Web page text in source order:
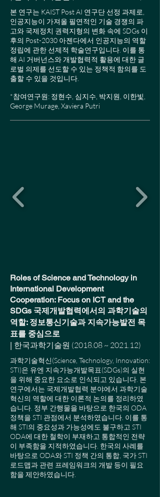
본 연구는 KAIST Post AI 연구단 선정 과제로,
인공지능이 가져올 필연적인 기술 경쟁의 파
고와 국제정치 권력지형의 변화 속에 SDGs 이
후의 Post-2030 아젠다에서 인공지능의 역할
정립에 관한 선제적 학술연구입니다. 이를 통
해 AI 거버넌스와 개발협력적 활용에 대한 글
로벌 의제를 선도할 수 있는 정책적 함의를 도
출할 수 있을 것입니다.
​*참여연구원: 정현수, 심지수, 박지원, 이한빛,
George Murage, Xaviera Putri
Roles of Science and Technology in
International Development
Cooperation: Focus on ICT and the
SDGs 국제개발협력에서의 과학기술의
역할: 정보통신기술과 지속가능발전 목
표를 중심으로
| 한국과학기술원 (2018.08 ~ 2021.12)
과학기술혁신(Science, Technology, Innovation:
STI)은 유엔 지속가능개발목표(SDGs)의 실현
을 위해 중요한 요소로 인식되고 있습니다. 본
연구에서는 국제개발협력 분야에서 과학기술
혁신의 역할에 대한 이론적 논의를 정리하였
습니다. 정부 간행물을 바탕으로 한국의 ODA
정책을 STI 관점에서 분석하였습니다. 이를 통
해 STI의 중요성과 가능성에도 불구하고 STI
ODA에 대한 철학이 부재하고 통합적인 전략
이 부족함을 지적하였습니다. 한국의 사례를
바탕으로 ODA와 STI 정책 간의 통합, 국가 STI
로드맵과 관련 프레임워크의 개발 등이 필요
함을 제안하였습니다.